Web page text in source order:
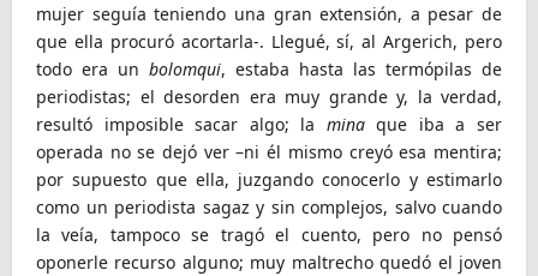
mujer seguía teniendo una gran extensión, a pesar de
que ella procuró acortarla-. Llegué, sí, al Argerich, pero
todo era un bolomqui, estaba hasta las termópilas de
periodistas; el desorden era muy grande y, la verdad,
resultó imposible sacar algo; la minaque iba a ser
operada no se dejó ver –ni él mismo creyó esa mentira;
por supuesto que ella, juzgando conocerlo y estimarlo
como un periodista sagaz y sin complejos, salvo cuando
la veía, tampoco se tragó el cuento, pero no pensó
oponerle recurso alguno; muy maltrecho quedó el joven